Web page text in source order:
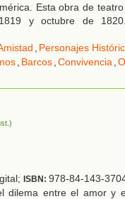
Esta obra de
y octubre de
Personajes
Barcos Convivencia
ISBN: 978-84-143-
dilema entre el amor y